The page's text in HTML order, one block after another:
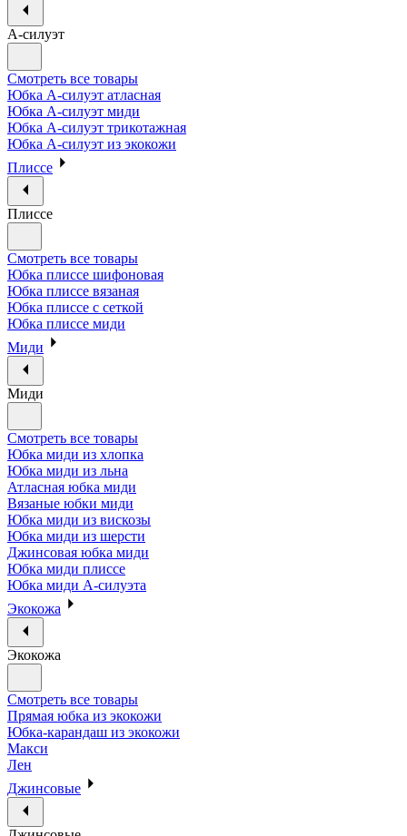
А-силуэт
Смотреть все товары
Юбка А-силуэт атласная
Юбка А-силуэт миди
Юбка А-силуэт трикотажная
Юбка А-силуэт из экокожи
Плиссе
Плиссе
Смотреть все товары
Юбка плиссе шифоновая
Юбка плиссе вязаная
Юбка плиссе с сеткой
Юбка плиссе миди
Миди
Миди
Смотреть все товары
Юбка миди из хлопка
Юбка миди из льна
Атласная юбка миди
Вязаные юбки миди
Юбка миди из вискозы
Юбка миди из шерсти
Джинсовая юбка миди
Юбка миди плиссе
Юбка миди А-силуэта
Экокожа
Экокожа
Смотреть все товары
Прямая юбка из экокожи
Юбка-карандаш из экокожи
Макси
Лен
Джинсовые